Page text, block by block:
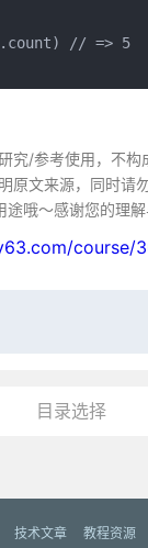
// => 5
究/参考使用，不构
原文来源，同时请
哦～感谢您的理解
course/
目录选择
技术文章 教程资源